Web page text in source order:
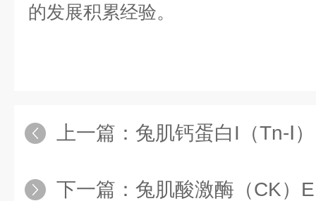
的发展积累经验。
上一篇： 兔肌钙蛋白I（Tn-Ⅰ）
下一篇： 兔肌酸激酶（CK）